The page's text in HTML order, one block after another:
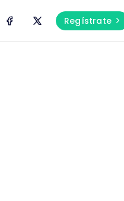
Regístrate